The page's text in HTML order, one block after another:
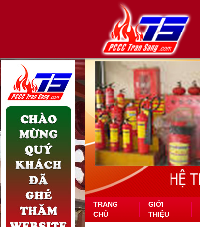
TRANG
CHỦ
GIỚI
THIỆU